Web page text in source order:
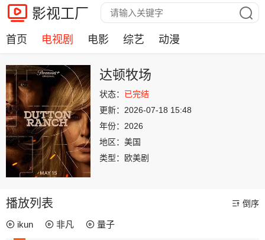
影视工厂
首页 电视剧 电影 综艺 动漫
达顿牧场
状态： 已完结
更新： 2026-07-18 15:48
年份： 2026
地区： 美国
类型：
欧美剧
播放列表 倒序
ikun 非凡 量子